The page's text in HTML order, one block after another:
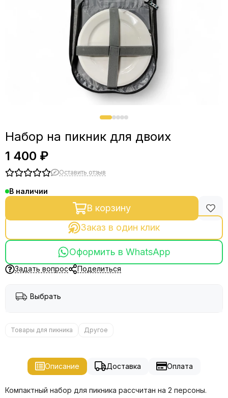
Набор на пикник для двоих
1 400 ₽
Оставить отзыв
В наличии
В корзину
Заказ в один клик
Оформить в WhatsApp
Задать вопрос Поделиться
Выбрать
Товары для пикника Другое
Описание Доставка Оплата
Компактный набор для пикника рассчитан на 2 персоны.